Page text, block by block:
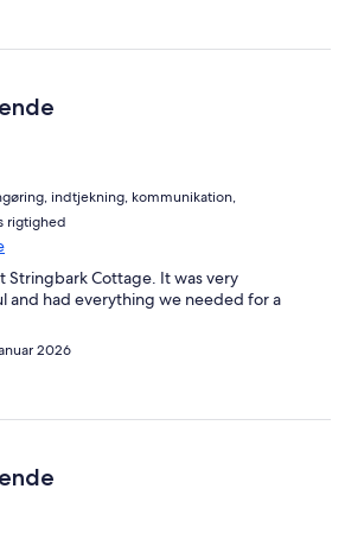
indtjekning, kommunikation,
rigtighed
Stringbark Cottage. It was very
and had everything we needed for a
2026